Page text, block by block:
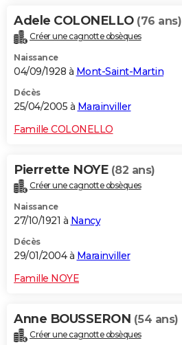
Adele COLONELLO (76 ans)
Créer une cagnotte obsèques
Naissance
04/09/1928 à Mont-Saint-Martin
Décès
25/04/2005 à Marainviller
Famille COLONELLO
Pierrette NOYE (82 ans)
Créer une cagnotte obsèques
Naissance
27/10/1921 à Nancy
Décès
29/01/2004 à Marainviller
Famille NOYE
Anne BOUSSERON (54 ans)
Créer une cagnotte obsèques